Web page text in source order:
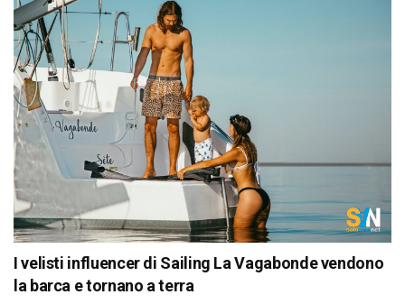
I velisti influencer di Sailing La Vagabonde vendono
la barca e tornano a terra